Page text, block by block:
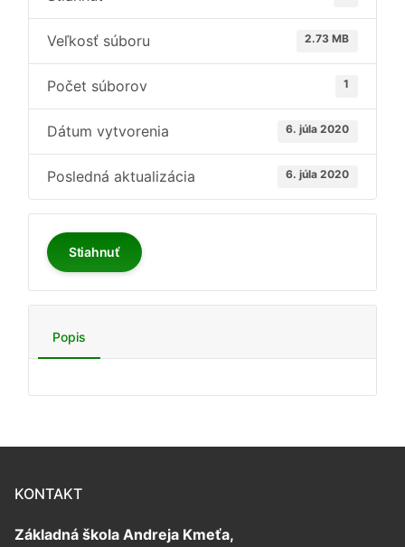
Veľkosť súboru 2.73 MB
Počet súborov 1
Dátum vytvorenia 6. júla 2020
Posledná aktualizácia 6. júla 2020
Stiahnuť
Popis
KONTAKT
Základná škola Andreja Kmeťa,